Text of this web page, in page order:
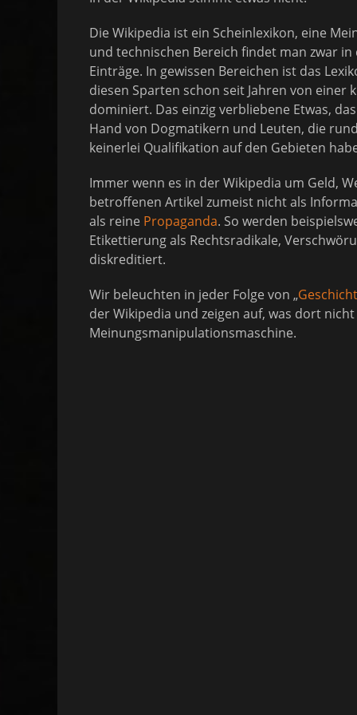
Die Wikipedia ist ein Scheinlexikon, eine
und technischen Bereich findet man zwar
Einträge. In gewissen Bereichen ist das
diesen Sparten schon seit Jahren von einer
dominiert. Das einzig verbliebene Etwas,
Hand von Dogmatikern und Leuten, die
keinerlei Qualifikation auf den Gebieten
Immer wenn es in der Wikipedia um Geld,
betroffenen Artikel zumeist nicht als
als reine Propaganda. So werden
Etikettierung als Rechtsradikale,
diskreditiert.
Wir beleuchten in jeder Folge von „
der Wikipedia und zeigen auf, was dort
Meinungsmanipulationsmaschine.